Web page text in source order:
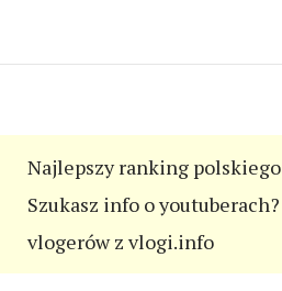
Najlepszy ranking
Szukasz info o
vlogerów z vlogi.info